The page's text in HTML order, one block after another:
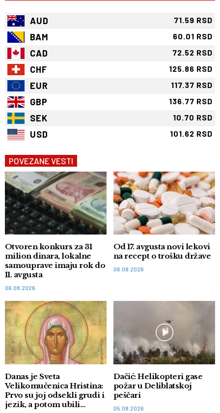
AUD 71.59 RSD
BAM 60.01 RSD
CAD 72.52 RSD
CHF 125.86 RSD
EUR 117.37 RSD
GBP 136.77 RSD
SEK 10.70 RSD
USD 101.62 RSD
POVEZANE VESTI
Otvoren konkurs za 31
milion dinara, lokalne
samouprave imaju rok do
11. avgusta
06.08.2026
Od 17. avgusta novi lekovi
na recept o trošku države
06.08.2026
Danas je Sveta
Velikomučenica Hristina:
Prvo su joj odsekli grudi i
jezik, a potom ubili
Dačić: Helikopteri gase
požar u Deliblatskoj
peščari
05.08.2026